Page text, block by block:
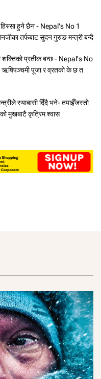
हिस्सा हुने छैन - Nepal's No 1
तर्फबाट सुदन गुरुङ मन्त्री बन्दै
शक्तिको प्रतीक बन्छ - Nepal's No
ऋषिपञ्चमी पूजा र व्रतको के छ त
स्याबासी दिँदै भने- तपाईँजस्तो
मुखबाटै कृत्रिम श्वास